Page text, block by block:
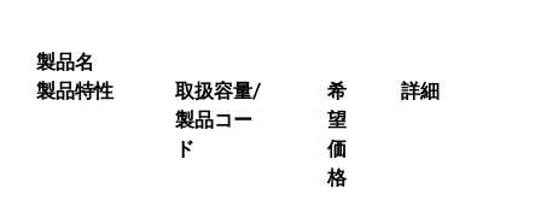
製品名
製品特性
取扱容量/
製品コー
ド
希
望
価
格
詳細